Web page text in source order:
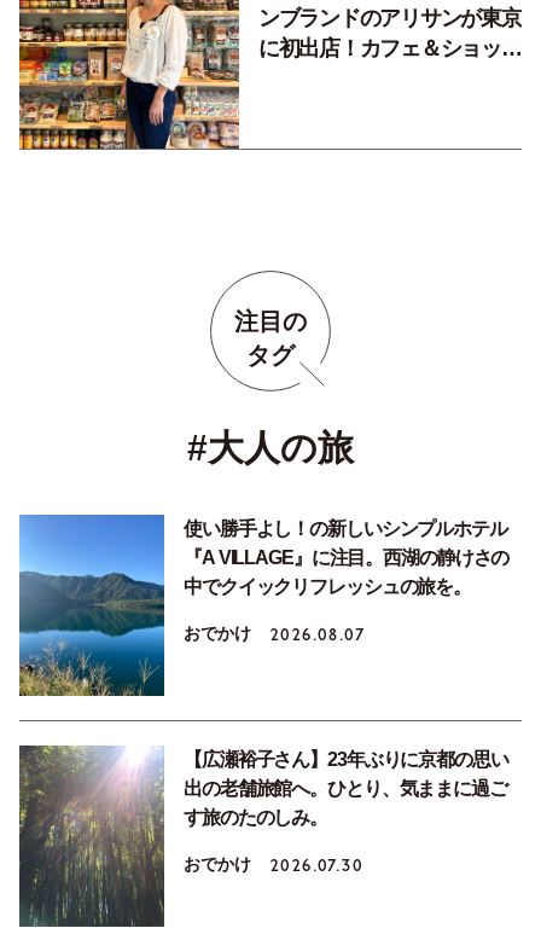
ンブランドのアリサンが東京
に初出店！カフェ＆ショップ
注目の
タグ
#大人の旅
使い勝手よし！の新しいシンプルホテル
『A VILLAGE』に注目。西湖の静けさの
中でクイックリフレッシュの旅を。
おでかけ 2026.08.07
【広瀬裕子さん】23年ぶりに京都の思い
出の老舗旅館へ。ひとり、気ままに過ご
す旅のたのしみ。
おでかけ 2026.07.30